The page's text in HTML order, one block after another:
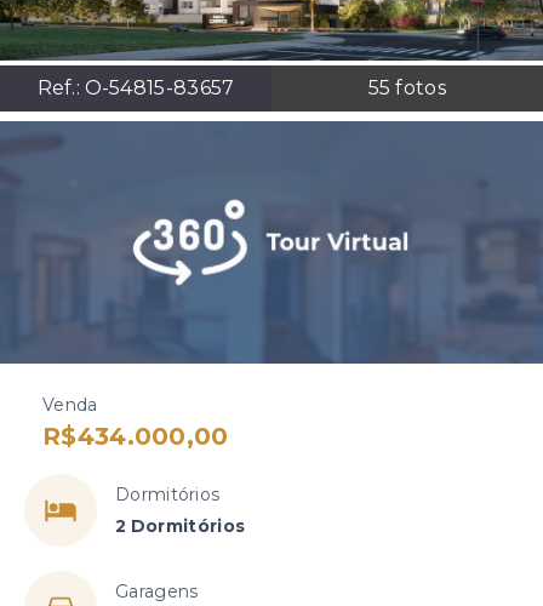
Ref.: O-54815-83657 55 fotos
Venda
R$434.000,00
Dormitórios
2 Dormitórios
Garagens